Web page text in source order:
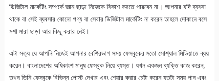
ডিজিটাল মার্কেটিং সম্পর্কে জ্ঞান ছাড়া নিজেকে বিকাশ করতে পারবেন না। আপনার যদি ব্যবসা
থাকে বা সেই ব্যবসার কোনো পণ্য বা সেবার ডিজিটাল মার্কেটিং না করেন তাহলে দোকানে বসে
মশা মারা ছাড়া আর কিছু করার নেই।
এটা সত্য যে আপনি নিজেই আপনার বেশিরভাগ সময় ফেসবুকের মতো সোশ্যাল মিডিয়াতে ব্যয়
করেন। বাংলাদেশের অধিকাংশ মানুষ ফেসবুক নিয়ে ব্যস্ত। যখন একজন ব্যক্তি কাজ করেন,
তখন তিনি ফেসবুকে বিভিন্ন পোস্ট দেখার এবং শেয়ার করার চেষ্টা করেন যতটা সময় পান এবং